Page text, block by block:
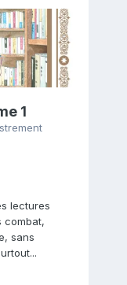
1
lectures
combat,
sans